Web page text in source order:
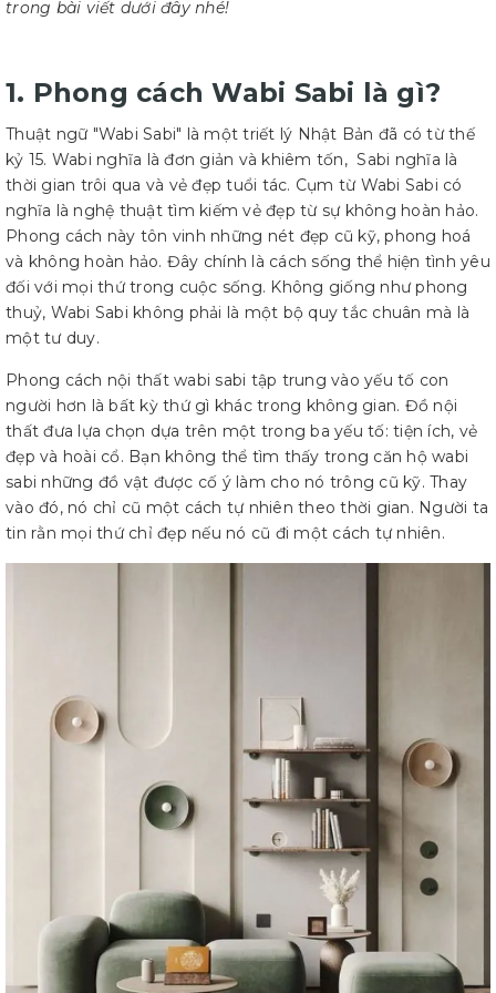
trong bài viết dưới đây nhé!
1. Phong cách Wabi Sabi là gì?
Thuật ngữ "Wabi Sabi" là một triết lý Nhật Bản đã có từ thế
kỷ 15. Wabi nghĩa là đơn giản và khiêm tốn, Sabi nghĩa là
thời gian trôi qua và vẻ đẹp tuổi tác. Cụm từ Wabi Sabi có
nghĩa là nghệ thuật tìm kiếm vẻ đẹp từ sự không hoàn hảo.
Phong cách này tôn vinh những nét đẹp cũ kỹ, phong hoá
và không hoàn hảo. Đây chính là cách sống thể hiện tình yêu
đối với mọi thứ trong cuộc sống. Không giống như phong
thuỷ, Wabi Sabi không phải là một bộ quy tắc chuân mà là
một tư duy.
Phong cách nội thất wabi sabi tập trung vào yếu tố con
người hơn là bất kỳ thứ gì khác trong không gian. Đồ nội
thất đưa lựa chọn dựa trên một trong ba yếu tố: tiện ích, vẻ
đẹp và hoài cổ. Bạn không thể tìm thấy trong căn hộ wabi
sabi những đồ vật được cố ý làm cho nó trông cũ kỹ. Thay
vào đó, nó chỉ cũ một cách tự nhiên theo thời gian. Người ta
tin rằn mọi thứ chỉ đẹp nếu nó cũ đi một cách tự nhiên.